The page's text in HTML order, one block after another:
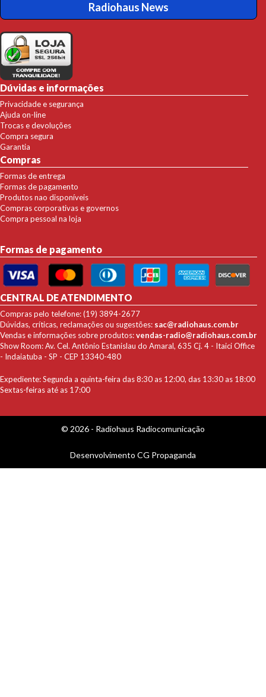
Radiohaus News
Dúvidas e informações
Privacidade e segurança
Ajuda on-line
Trocas e devoluções
Compra segura
Garantia
Compras
Formas de entrega
Formas de pagamento
Produtos nao disponíveis
Compras corporativas e governos
Compra pessoal na loja
Formas de pagamento
CENTRAL DE ATENDIMENTO
Compras pelo telefone: (19) 3894-2677
Dúvidas, críticas, reclamações ou sugestões: sac@radiohaus.com.br
Vendas e informações sobre produtos:vendas-radio@radiohaus.com.br
Show Room: Av. Cel. Antônio Estanislau do Amaral, 635 Cj. 4 - Itaici Office
- Indaiatuba - SP - CEP 13340-480
Expediente: Segunda a quinta-feira das 8:30 as 12:00, das 13:30 as 18:00
Sextas-feiras até as 17:00
© 2026 - Radiohaus Radiocomunicação
Desenvolvimento CG Propaganda